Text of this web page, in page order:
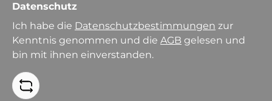
Datenschutz
Ich habe die Datenschutzbestimmungen zur
Kenntnis genommen und die AGB gelesen und
bin mit ihnen einverstanden.